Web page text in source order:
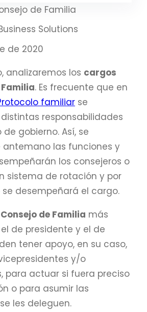
Solutions
de 2020
analizaremos los cargos
. Es frecuente que en
familiar se
responsabilidades
gobierno. Así, se
las funciones y
los consejeros o
sistema de rotación y por
desempeñará el cargo.
de Familia más
de presidente y el de
tener apoyo, en su caso,
y/o
para actuar si fuera preciso
o para asumir las
les deleguen.